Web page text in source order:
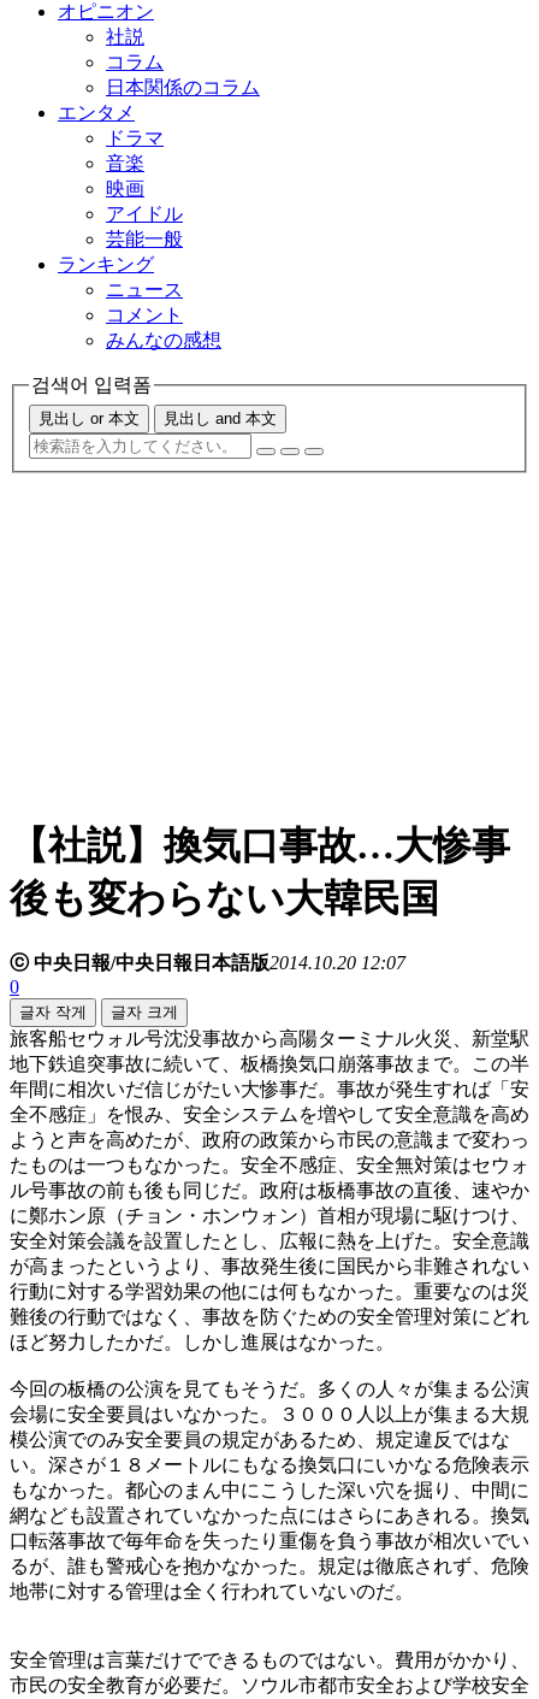
オピニオン
社説
コラム
日本関係のコラム
エンタメ
ドラマ
音楽
映画
アイドル
芸能一般
ランキング
ニュース
コメント
みんなの感想
검색어 입력폼
見出し or 本文 見出し and 本文
【社説】換気口事故…大惨事
後も変わらない大韓民国
ⓒ 中央日報/中央日報日本語版2014.10.20 12:07
0
글자 작게 글자 크게
旅客船セウォル号沈没事故から高陽ターミナル火災、新堂駅
地下鉄追突事故に続いて、板橋換気口崩落事故まで。この半
年間に相次いだ信じがたい大惨事だ。事故が発生すれば「安
全不感症」を恨み、安全システムを増やして安全意識を高め
ようと声を高めたが、政府の政策から市民の意識まで変わっ
たものは一つもなかった。安全不感症、安全無対策はセウォ
ル号事故の前も後も同じだ。政府は板橋事故の直後、速やか
に鄭ホン原（チョン・ホンウォン）首相が現場に駆けつけ、
安全対策会議を設置したとし、広報に熱を上げた。安全意識
が高まったというより、事故発生後に国民から非難されない
行動に対する学習効果の他には何もなかった。重要なのは災
難後の行動ではなく、事故を防ぐための安全管理対策にどれ
ほど努力したかだ。しかし進展はなかった。
今回の板橋の公演を見てもそうだ。多くの人々が集まる公演
会場に安全要員はいなかった。３０００人以上が集まる大規
模公演でのみ安全要員の規定があるため、規定違反ではな
い。深さが１８メートルにもなる換気口にいかなる危険表示
もなかった。都心のまん中にこうした深い穴を掘り、中間に
網なども設置されていなかった点にはさらにあきれる。換気
口転落事故で毎年命を失ったり重傷を負う事故が相次いでい
るが、誰も警戒心を抱かなかった。規定は徹底されず、危険
地帯に対する管理は全く行われていないのだ。
安全管理は言葉だけでできるものではない。費用がかかり、
市民の安全教育が必要だ。ソウル市都市安全および学校安全